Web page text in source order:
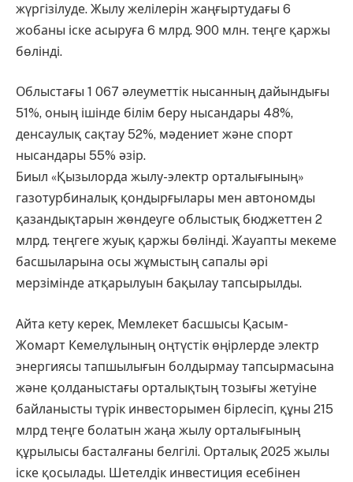
жүргізілуде. Жылу желілерін жаңғыртудағы 6
жобаны іске асыруға 6 млрд. 900 млн. теңге қаржы
бөлінді.
Облыстағы 1 067 әлеуметтік нысанның дайындығы
51%, оның ішінде білім беру нысандары 48%,
денсаулық сақтау 52%, мәдениет және спорт
нысандары 55% әзір.
Биыл «Қызылорда жылу-электр орталығының»
газотурбиналық қондырғылары мен автономды
қазандықтарын жөндеуге облыстық бюджеттен 2
млрд. теңгеге жуық қаржы бөлінді. Жауапты мекеме
басшыларына осы жұмыстың сапалы әрі
мерзімінде атқарылуын бақылау тапсырылды.
Айта кету керек, Мемлекет басшысы Қасым-
Жомарт Кемелұлының оңтүстік өңірлерде электр
энергиясы тапшылығын болдырмау тапсырмасына
және қолданыстағы орталықтың тозығы жетуіне
байланысты түрік инвесторымен бірлесіп, құны 215
млрд теңге болатын жаңа жылу орталығының
құрылысы басталғаны белгілі. Орталық 2025 жылы
іске қосылады. Шетелдік инвестиция есебінен